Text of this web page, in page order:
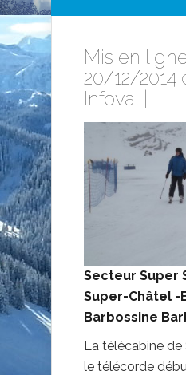
Mis en
20/12/2014
Infoval
Secteur Super
Super-Châtel -
Barbossine
La télécabine de
le télécorde